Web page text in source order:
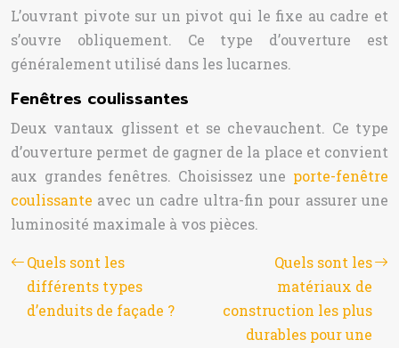
L’ouvrant pivote sur un pivot qui le fixe au cadre et
s’ouvre obliquement. Ce type d’ouverture est
généralement utilisé dans les lucarnes.
Fenêtres coulissantes
Deux vantaux glissent et se chevauchent. Ce type
d’ouverture permet de gagner de la place et convient
aux grandes fenêtres. Choisissez une porte-fenêtre
coulissante avec un cadre ultra-fin pour assurer une
luminosité maximale à vos pièces.
Quels sont les
différents types
d’enduits de façade ?
Quels sont les
matériaux de
construction les plus
durables pour une